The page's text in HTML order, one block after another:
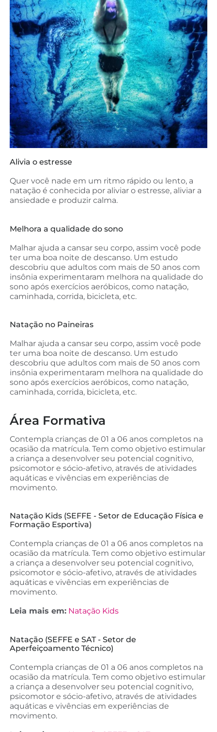
Alivia o estresse
Quer você nade em um ritmo rápido ou lento, a
natação é conhecida por aliviar o estresse, aliviar a
ansiedade e produzir calma.
Melhora a qualidade do sono
Malhar ajuda a cansar seu corpo, assim você pode
ter uma boa noite de descanso. Um estudo
descobriu que adultos com mais de 50 anos com
insônia experimentaram melhora na qualidade do
sono após exercícios aeróbicos, como natação,
caminhada, corrida, bicicleta, etc.
Natação no Paineiras
Malhar ajuda a cansar seu corpo, assim você pode
ter uma boa noite de descanso. Um estudo
descobriu que adultos com mais de 50 anos com
insônia experimentaram melhora na qualidade do
sono após exercícios aeróbicos, como natação,
caminhada, corrida, bicicleta, etc.
Área Formativa
Contempla crianças de 01 a 06 anos completos na
ocasião da matrícula. Tem como objetivo estimular
a criança a desenvolver seu potencial cognitivo,
psicomotor e sócio-afetivo, através de atividades
aquáticas e vivências em experiências de
movimento.
Natação Kids (SEFFE - Setor de Educação Física e
Formação Esportiva)
Contempla crianças de 01 a 06 anos completos na
ocasião da matrícula. Tem como objetivo estimular
a criança a desenvolver seu potencial cognitivo,
psicomotor e sócio-afetivo, através de atividades
aquáticas e vivências em experiências de
movimento.
Leia mais em: Natação Kids
Natação (SEFFE e SAT - Setor de
Aperfeiçoamento Técnico)
Contempla crianças de 01 a 06 anos completos na
ocasião da matrícula. Tem como objetivo estimular
a criança a desenvolver seu potencial cognitivo,
psicomotor e sócio-afetivo, através de atividades
aquáticas e vivências em experiências de
movimento.